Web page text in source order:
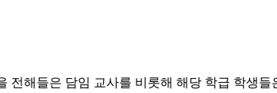
해들은 담임 교사를 비롯해 해당 학급 학생들